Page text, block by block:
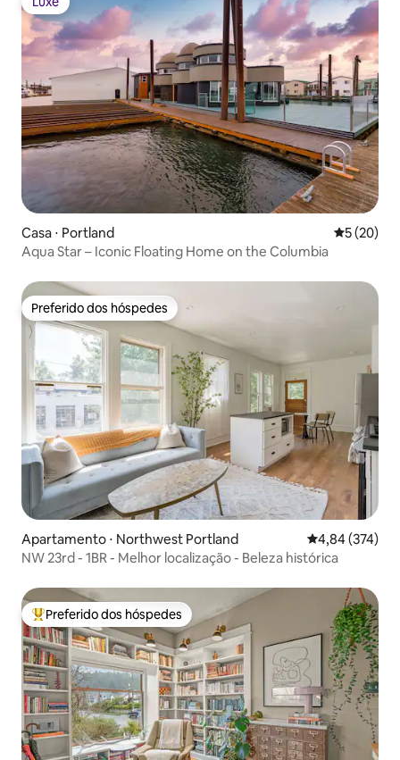
Luxe
Casa ⋅ Portland 5 de uma
5 (20)
Aqua Star – Iconic Floating Home on the Columbia
Preferido dos hóspedes
Preferido dos hóspedes
Apartamento ⋅ Northwest Portland 4,84 de uma
4,84 (374)
NW 23rd - 1BR - Melhor localização - Beleza histórica
Entre os melhores preferidos dos hóspedes
Preferido dos hóspedes